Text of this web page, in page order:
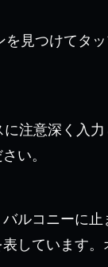
見つけてタ
注意深く入
い。
ルコニーに
しています